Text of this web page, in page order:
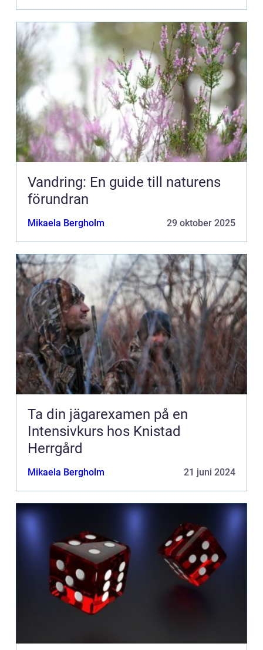
Vandring: En guide till naturens
förundran
Mikaela Bergholm 29 oktober 2025
Ta din jägarexamen på en
Intensivkurs hos Knistad
Herrgård
Mikaela Bergholm 21 juni 2024